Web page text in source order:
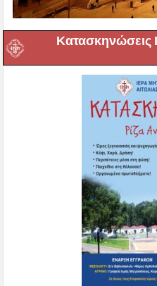
Κατασκηνώσεις